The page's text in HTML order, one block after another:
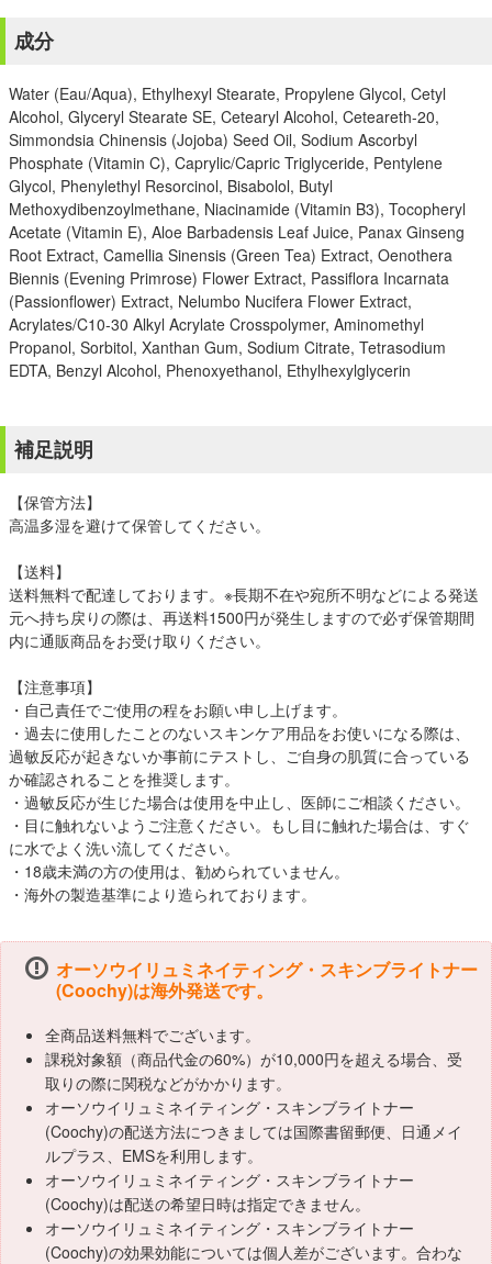
成分
Water (Eau/Aqua), Ethylhexyl Stearate, Propylene Glycol, Cetyl
Alcohol, Glyceryl Stearate SE, Cetearyl Alcohol, Ceteareth-20,
Simmondsia Chinensis (Jojoba) Seed Oil, Sodium Ascorbyl
Phosphate (Vitamin C), Caprylic/Capric Triglyceride, Pentylene
Glycol, Phenylethyl Resorcinol, Bisabolol, Butyl
Methoxydibenzoylmethane, Niacinamide (Vitamin B3), Tocopheryl
Acetate (Vitamin E), Aloe Barbadensis Leaf Juice, Panax Ginseng
Root Extract, Camellia Sinensis (Green Tea) Extract, Oenothera
Biennis (Evening Primrose) Flower Extract, Passiflora Incarnata
(Passionflower) Extract, Nelumbo Nucifera Flower Extract,
Acrylates/C10-30 Alkyl Acrylate Crosspolymer, Aminomethyl
Propanol, Sorbitol, Xanthan Gum, Sodium Citrate, Tetrasodium
EDTA, Benzyl Alcohol, Phenoxyethanol, Ethylhexylglycerin
補足説明
【保管方法】
高温多湿を避けて保管してください。
【送料】
送料無料で配達しております。※長期不在や宛所不明などによる発送
元へ持ち戻りの際は、再送料1500円が発生しますので必ず保管期間
内に通販商品をお受け取りください。
【注意事項】
・自己責任でご使用の程をお願い申し上げます。
・過去に使用したことのないスキンケア用品をお使いになる際は、
過敏反応が起きないか事前にテストし、ご自身の肌質に合っている
か確認されることを推奨します。
・過敏反応が生じた場合は使用を中止し、医師にご相談ください。
・目に触れないようご注意ください。もし目に触れた場合は、すぐ
に水でよく洗い流してください。
・18歳未満の方の使用は、勧められていません。
・海外の製造基準により造られております。
オーソウイリュミネイティング・スキンブライトナー
(Coochy)は海外発送です。
全商品送料無料でございます。
課税対象額（商品代金の60%）が10,000円を超える場合、受
取りの際に関税などがかかります。
オーソウイリュミネイティング・スキンブライトナー
(Coochy)の配送方法につきましては国際書留郵便、日通メイ
ルプラス、EMSを利用します。
オーソウイリュミネイティング・スキンブライトナー
(Coochy)は配送の希望日時は指定できません。
オーソウイリュミネイティング・スキンブライトナー
(Coochy)の効果効能については個人差がございます。合わな